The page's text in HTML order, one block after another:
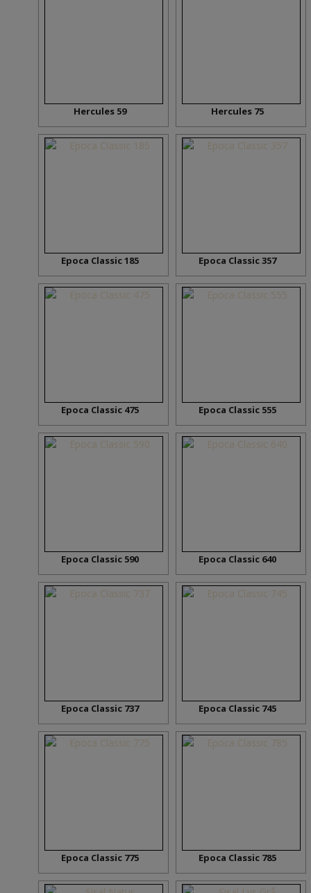
Hercules 59 Hercules 75
Epoca Classic 185 Epoca Classic 357
Epoca Classic 475 Epoca Classic 555
Epoca Classic 590 Epoca Classic 640
Epoca Classic 737 Epoca Classic 745
Epoca Classic 775 Epoca Classic 785